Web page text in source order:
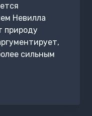
Невилла
природу
сильным